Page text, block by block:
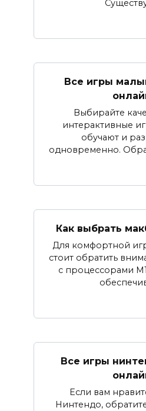
Все игры
Выбирайте
интерактивные
обучают и
одновременно.
Как выбрать
Для комфортной
стоит обратить
с процессорами
Все игры
Если вам
Нинтендо,